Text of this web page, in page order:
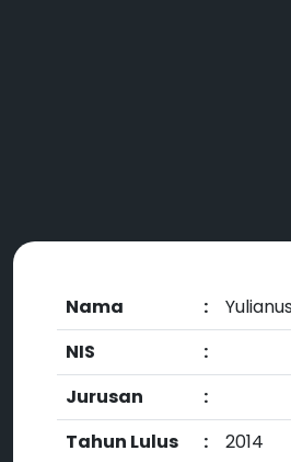
Nama :
NIS
:
Jurusan
:
Tahun Lulus
:
2014